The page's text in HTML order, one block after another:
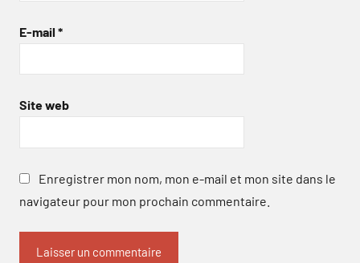
E-mail *
Site web
Enregistrer mon nom, mon e-mail et mon site dans le
navigateur pour mon prochain commentaire.